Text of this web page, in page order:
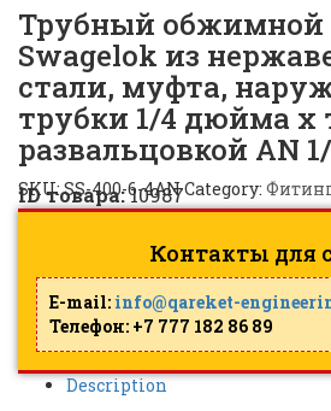
Трубный обжимной
Swagelok из
стали, муфта,
трубки 1/4 дюйма x
развальцовкой AN
SKU:SS-400-6-4ANCategory:
ID товара:10987
Контакты для
E-mail: info@qareket-
Телефон: +7 777 182 86 89
Description